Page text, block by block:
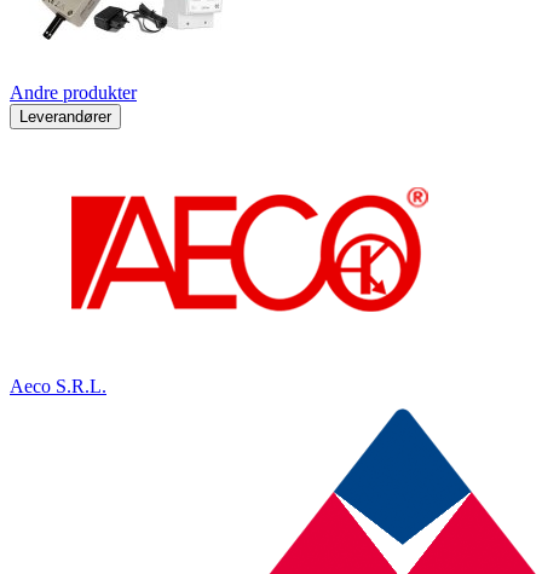
Andre produkter
Leverandører
Aeco S.R.L.